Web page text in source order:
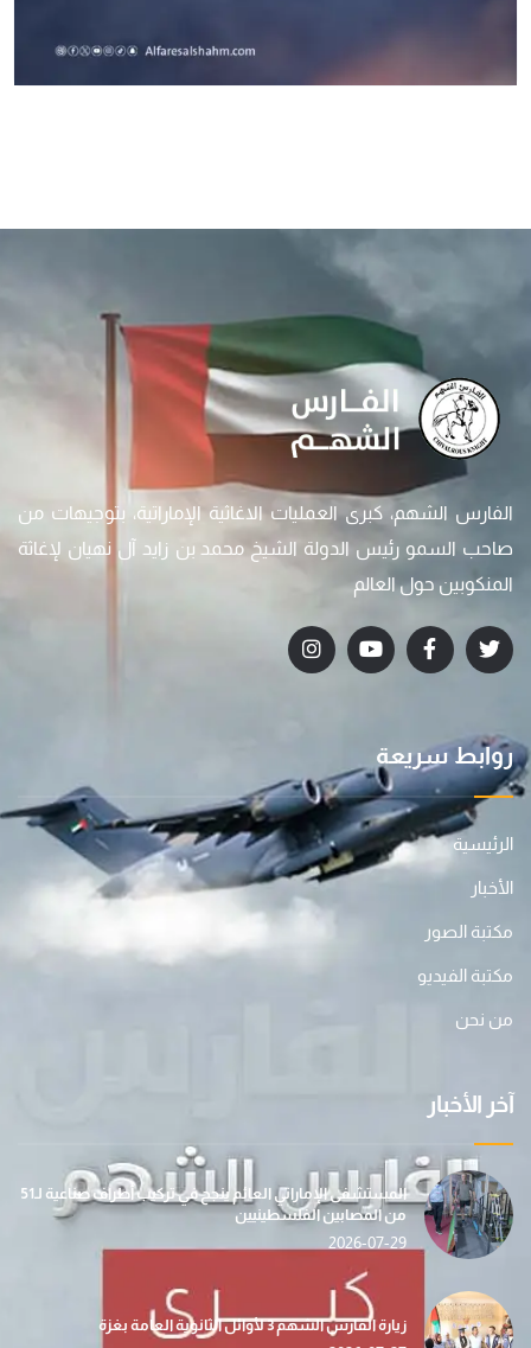
الفارس الشهم، كبرى العمليات الاغاثية الإماراتية، بتوجيهات من
صاحب السمو رئيس الدولة الشيخ محمد بن زايد آل نهيان لإغاثة
المنكوبين حول العالم
روابط سريعة
الرئيسية
الأخبار
مكتبة الصور
مكتبة الفيديو
من نحن
آخر الأخبار
المستشفى الإماراتي العائم ينجح في تركيب أطراف صناعية لـ51
من المصابين الفلسطينيين
2026-07-29
زيارة الفارس الشهم 3 لأوائل الثانوية العامة بغزة